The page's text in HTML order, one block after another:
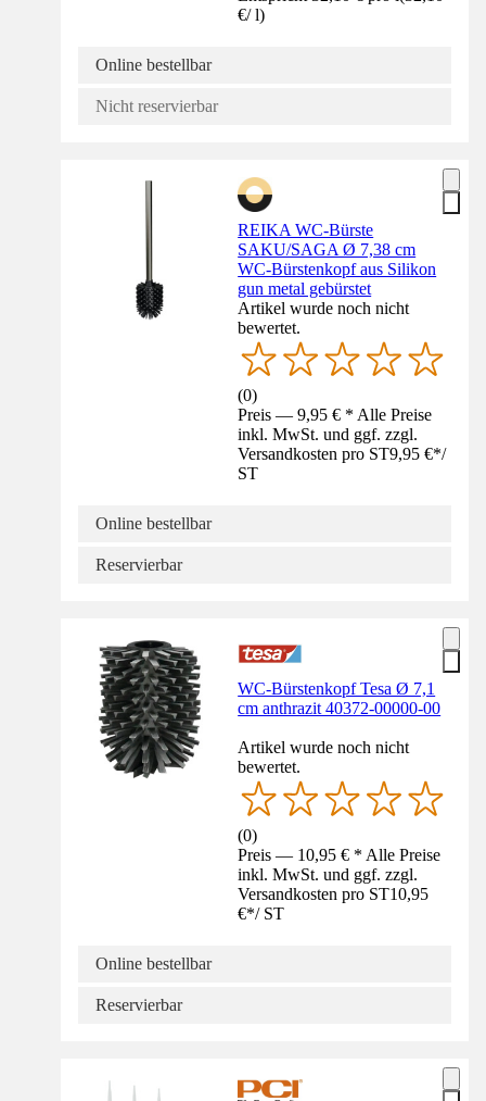
€/ l)
Online bestellbar
Nicht reservierbar
REIKA WC-Bürste
SAKU/SAGA Ø 7,38 cm
WC-Bürstenkopf aus Silikon
gun metal gebürstet
Artikel wurde noch nicht
bewertet.
(0)
Preis — 9,95 € * Alle Preise
inkl. MwSt. und ggf. zzgl.
Versandkosten pro ST9,95 €*/
ST
Online bestellbar
Reservierbar
WC-Bürstenkopf Tesa Ø 7,1
cm anthrazit 40372-00000-00
Artikel wurde noch nicht
bewertet.
(0)
Preis — 10,95 € * Alle Preise
inkl. MwSt. und ggf. zzgl.
Versandkosten pro ST10,95
€*/ ST
Online bestellbar
Reservierbar